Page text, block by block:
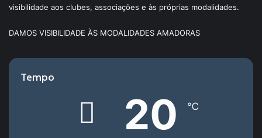
visibilidade aos clubes, associações e às próprias modalidades.
DAMOS VISIBILIDADE ÀS MODALIDADES AMADORAS
Tempo
20 ℃